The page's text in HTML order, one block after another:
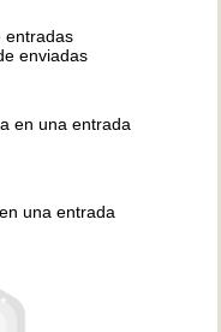
entradas
enviadas
en una entrada
una entrada